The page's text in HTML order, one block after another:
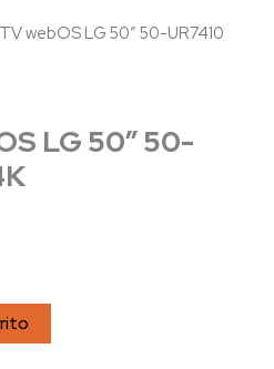
webOS LG 50″ 50-UR7410
LG 50″ 50-